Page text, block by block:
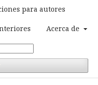
para autores
Acerca de